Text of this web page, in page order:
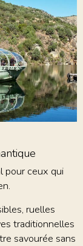
pour ceux qui
ruelles
traditionnelles
savourée sans